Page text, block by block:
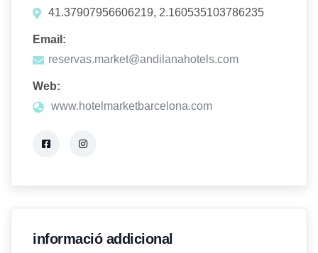
41.37907956606219, 2.160535103786235
Email:
reservas.market@andilanahotels.com
Web:
www.hotelmarketbarcelona.com
informació addicional